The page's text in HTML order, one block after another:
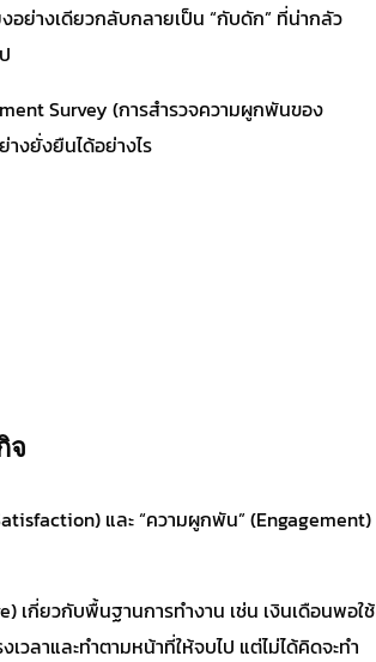
อย่างเดียวกลับกลายเป็น “กับดัก” ที่น่ากลัว
Survey (การสำรวจความผูกพันของ
งยั่งยืนได้อย่างไร
จ
และ “ความผูกพัน” (Engagement)
เกี่ยวกับพื้นฐานการทำงาน เช่น เงินเดือนพอใช้
วลาและทำตามหน้าที่ให้จบไป แต่ไม่ได้คิดจะทำ